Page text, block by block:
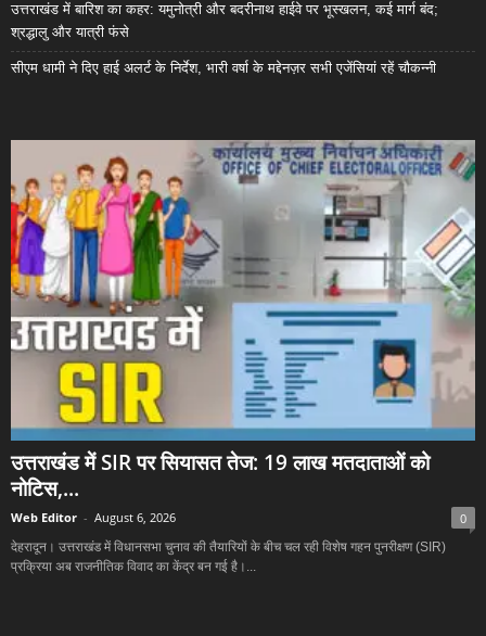
उत्तराखंड में बारिश का कहर: यमुनोत्री और बदरीनाथ हाईवे पर भूस्खलन, कई मार्ग बंद;
श्रद्धालु और यात्री फंसे
सीएम धामी ने दिए हाई अलर्ट के निर्देश, भारी वर्षा के मद्देनज़र सभी एजेंसियां रहें चौकन्नी
उत्तराखंड में SIR पर सियासत तेज: 19 लाख मतदाताओं को
नोटिस,...
Web Editor - August 6, 2026 0
देहरादून। उत्तराखंड में विधानसभा चुनाव की तैयारियों के बीच चल रही विशेष गहन पुनरीक्षण (SIR)
प्रक्रिया अब राजनीतिक विवाद का केंद्र बन गई है।...